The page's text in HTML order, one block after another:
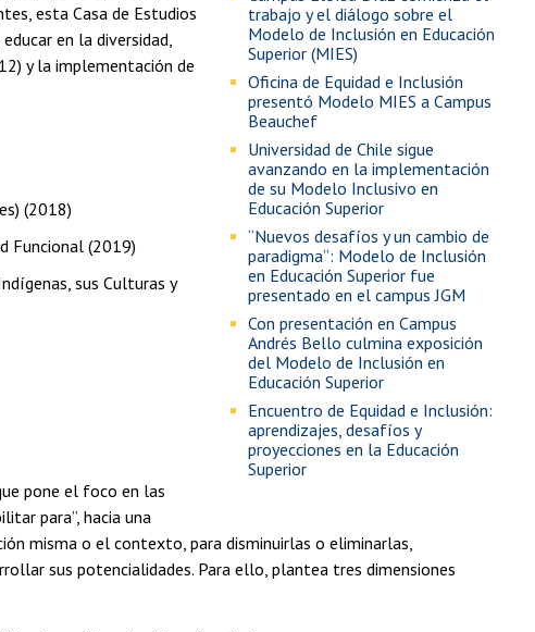
trabajo y el diálogo sobre el
Modelo de Inclusión en Educación
Superior (MIES)
Oficina de Equidad e Inclusión
presentó Modelo MIES a Campus
Beauchef
Universidad de Chile sigue
avanzando en la implementación
de su Modelo Inclusivo en
Educación Superior
“Nuevos desafíos y un cambio de
paradigma”: Modelo de Inclusión
en Educación Superior fue
presentado en el campus JGM
Con presentación en Campus
Andrés Bello culmina exposición
del Modelo de Inclusión en
Educación Superior
Encuentro de Equidad e Inclusión:
aprendizajes, desafíos y
proyecciones en la Educación
Superior
esta Casa de Estudios
en la diversidad,
y la implementación de
(2018)
Funcional (2019)
sus Culturas y
pone el foco en las
para”, hacia una
misma o el contexto, para disminuirlas o eliminarlas,
sus potencialidades. Para ello, plantea tres dimensiones